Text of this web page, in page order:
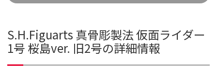
S.H.Figuarts 真骨彫製法 仮面ライダー
1号 桜島ver. 旧2号の詳細情報